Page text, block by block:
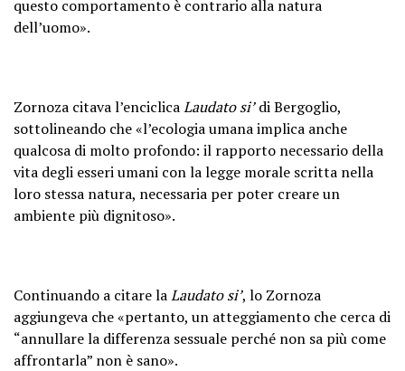
questo comportamento è contrario alla natura
dell’uomo».
Zornoza citava l’enciclicaLaudato si’di Bergoglio,
sottolineando che «l’ecologia umana implica anche
qualcosa di molto profondo: il rapporto necessario della
vita degli esseri umani con la legge morale scritta nella
loro stessa natura, necessaria per poter creare un
ambiente più dignitoso».
Continuando a citare laLaudato si’, lo Zornoza
aggiungeva che «pertanto, un atteggiamento che cerca di
“annullare la differenza sessuale perché non sa più come
affrontarla” non è sano».